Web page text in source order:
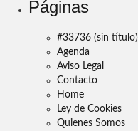
Páginas
#33736 (sin título)
Agenda
Aviso Legal
Contacto
Home
Ley de Cookies
Quienes Somos